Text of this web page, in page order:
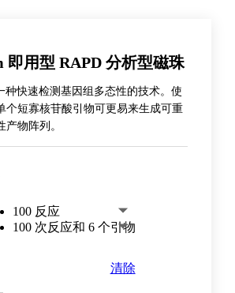
即用型 RAPD 分析型磁珠
种快速检测基因组多态性的技术。使
个短寡核苷酸引物可更易来生成可重
产物阵列。
100 反应
100 次反应和 6 个引物
清除